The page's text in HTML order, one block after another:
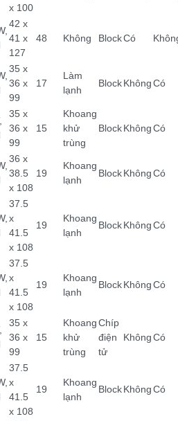
x 100
42 x
41 x
127
48 Không BlockCó
35 x
36 x
99
17
Làm
lạnh
BlockKhôngCó
35 x
36 x
99
15
Khoang
khử
trùng
BlockKhôngCó
36 x
38.5
x 108
19
Khoang
lạnh
BlockKhôngCó
37.5
x
41.5
x 108
19
Khoang
lạnh
BlockKhôngCó
37.5
x
41.5
x 108
19
Khoang
lạnh
BlockKhôngCó
35 x
36 x
99
15
Khoang
khử
trùng
Chíp
điện
tử
KhôngCó
37.5
x
41.5
x 108
19
Khoang
lạnh
BlockKhôngCó